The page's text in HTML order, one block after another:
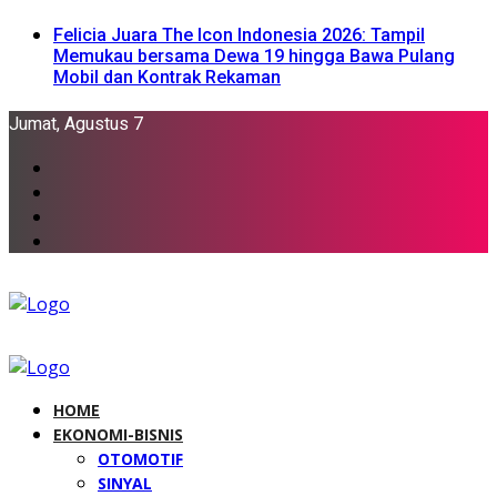
Felicia Juara The Icon Indonesia 2026: Tampil
Memukau bersama Dewa 19 hingga Bawa Pulang
Mobil dan Kontrak Rekaman
Jumat, Agustus 7
HOME
EKONOMI-BISNIS
OTOMOTIF
SINYAL